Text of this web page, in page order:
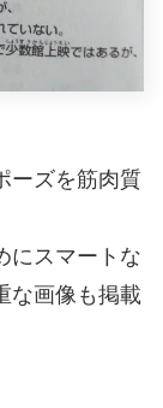
ーズを筋肉質
にスマートな
な画像も掲載